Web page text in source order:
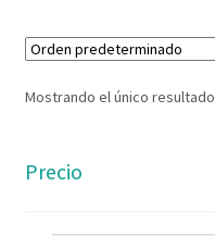
Mostrando el único resultado
Precio